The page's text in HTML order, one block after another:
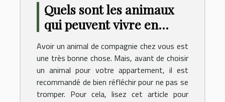
Quels sont les animaux
qui peuvent vivre en
appartement ?
Avoir un animal de compagnie chez vous est
une très bonne chose. Mais, avant de choisir
un animal pour votre appartement, il est
recommandé de bien réfléchir pour ne pas se
tromper. Pour cela, lisez cet article pour